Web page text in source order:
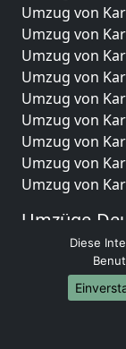
Umzug von
Umzug von
Umzug von
Umzug von
Umzug von
Umzug von
Umzug von
Umzug von
Umzug von
Umzüge-
Umzug von
Umzug von
Umzug von
Umzug von
Umzug von
Diese